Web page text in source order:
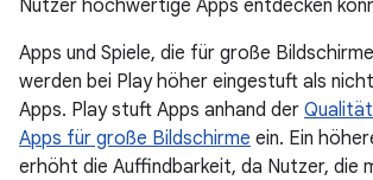
Nutzer hochwertige Apps entdecken
Apps und Spiele, die für große
werden bei Play höher eingestuft als
Apps. Play stuft Apps anhand der
Apps für große Bildschirme ein. Ein
erhöht die Auffindbarkeit, da Nutzer, die